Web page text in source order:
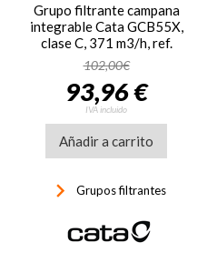
Grupo filtrante campana
integrable Cata GCB55X,
clase C, 371 m3/h, ref.
02030300, inox
102,00€
93,96 €
IVA incluido
Añadir a carrito
keyboard_arrow_right Grupos filtrantes